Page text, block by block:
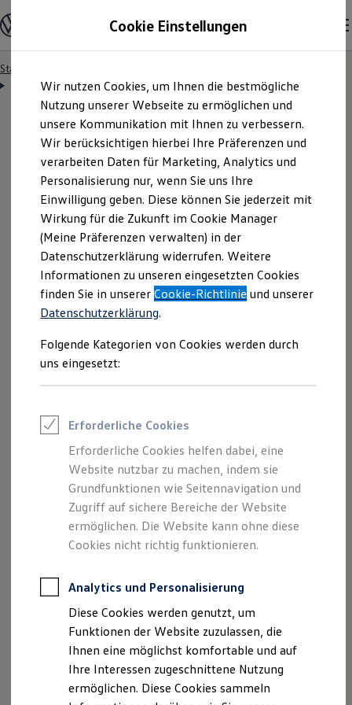
Hauptinhalt
springen
Footer
springen
Modelle & Konfigurator
Nutzfahrzeugkategorien entdecken
Modelle konfigurieren
Vorgängermodelle und Oldtimer
Vorgängermodelle
Oldtimer
Bulli Historie
Branchenlösungen & Gewerbekunden
Umbaulösungen und Hersteller finden
Auf- und Umbauten entdecken & konfigurieren
Groß- und Sonderkunden
Großkunden
Kommunen & Behörden
Journalisten
Sportvereine
Branchenlösungen
Bau & Handwerk
Gewerbliche Personenbeförderung
Service & mobile Werkstätten
Kurier, Logistik & Handel
Kühlfahrzeuge
Feuerwehr
ONE Business ID Vorteile
Fahrzeuge online kaufen
Digitaler Marktplatz
Kauf & Finanzierung
Online-Fahrzeugbewertung
Aktionen & Angebote
E-Auto-Förderung
Für Privatkunden
Für Gewerbekunden
Profi Paket
ProfiPartner für Gebrauchtwagen
Finanzierung
Für Privatkunden
Für Gewerbekunden
Leasing
Für Privatkunden
Für Gewerbekunden
Versicherungen & Garantien
Startseite
Lizenzhinweise Dritter – MIT
Z
MIT License
M N O P Q R S T U
Z
1-2/2
<b>Z</b>
Komponentenname Version
2.0.4
Permission is hereby granted, free of charge, to any
person obtaining a copy of this software and
associated documentation files (the "Software"), to
deal in the Software without restriction, including
without limitation the rights to use, copy, modify,
Cookie Einstellungen
Wir nutzen Cookies, um Ihnen die bestmögliche
Nutzung unserer Webseite zu ermöglichen und
unsere Kommunikation mit Ihnen zu verbessern.
Wir berücksichtigen hierbei Ihre Präferenzen und
verarbeiten Daten für Marketing, Analytics und
Personalisierung nur, wenn Sie uns Ihre
Einwilligung geben. Diese können Sie jederzeit mit
Wirkung für die Zukunft im Cookie Manager
(Meine Präferenzen verwalten) in der
Datenschutzerklärung widerrufen. Weitere
Informationen zu unseren eingesetzten Cookies
finden Sie in unsererCookie-Richtlinie und unserer
Datenschutzerklärung.
Folgende Kategorien von Cookies werden durch
uns eingesetzt:
Erforderliche Cookies
Erforderliche Cookies helfen dabei, eine
Website nutzbar zu machen, indem sie
Grundfunktionen wie Seitennavigation und
Zugriff auf sichere Bereiche der Website
ermöglichen. Die Website kann ohne diese
Cookies nicht richtig funktionieren.
Analytics und Personalisierung
Diese Cookies werden genutzt, um
Funktionen der Website zuzulassen, die
Ihnen eine möglichst komfortable und auf
Ihre Interessen zugeschnittene Nutzung
ermöglichen. Diese Cookies sammeln